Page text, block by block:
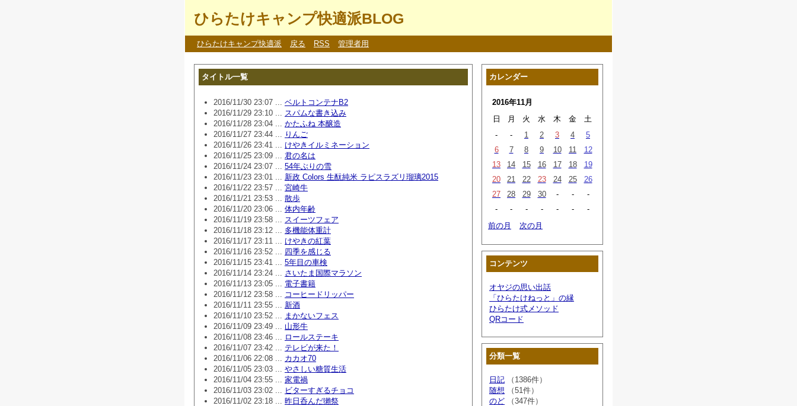
ひらたけキャンプ快適派BLOG
ひらたけキャンプ快適派 戻る RSS 管理者用
タイトル一覧
2016/11/30 23:07 ... ベルトコンテナB2
2016/11/29 23:10 ... スパムな書き込み
2016/11/28 23:04 ... かたふね 本醸造
2016/11/27 23:44 ... りんご
2016/11/26 23:41 ... けやきイルミネーション
2016/11/25 23:09 ... 君の名は
2016/11/24 23:07 ... 54年ぶりの雪
2016/11/23 23:01 ... 新政 Colors 生酛純米 ラピスラズリ瑠璃2015
2016/11/22 23:57 ... 宮崎牛
2016/11/21 23:53 ... 散歩
2016/11/20 23:06 ... 体内年齢
2016/11/19 23:58 ... スイーツフェア
2016/11/18 23:12 ... 多機能体重計
2016/11/17 23:11 ... けやきの紅葉
2016/11/16 23:52 ... 四季を感じる
2016/11/15 23:41 ... 5年目の車検
2016/11/14 23:24 ... さいたま国際マラソン
2016/11/13 23:05 ... 電子書籍
2016/11/12 23:58 ... コーヒードリッパー
2016/11/11 23:55 ... 新酒
2016/11/10 23:52 ... まかないフェス
2016/11/09 23:49 ... 山形牛
2016/11/08 23:46 ... ロールステーキ
2016/11/07 23:42 ... テレビが来た！
2016/11/06 22:08 ... カカオ70
2016/11/05 23:03 ... やさしい糖質生活
2016/11/04 23:55 ... 家電禍
2016/11/03 23:02 ... ビターすぎるチョコ
2016/11/02 23:18 ... 昨日呑んだ獺祭
カレンダー
2016年11月
日
月 火 水 木 金
土
-
- 1 2 3 4
5
6
7 8 9 10 11
12
13
14 15 16 17 18
19
20
21 22 23 24 25
26
27
28 29 30 - -
-
-
- - - - -
-
前の月
次の月
コンテンツ
オヤジの思い出話
「ひらたけねっと」の縁
ひらたけ式メソッド
QRコード
分類一覧
日記 （1386件）
随想 （51件）
のど （347件）